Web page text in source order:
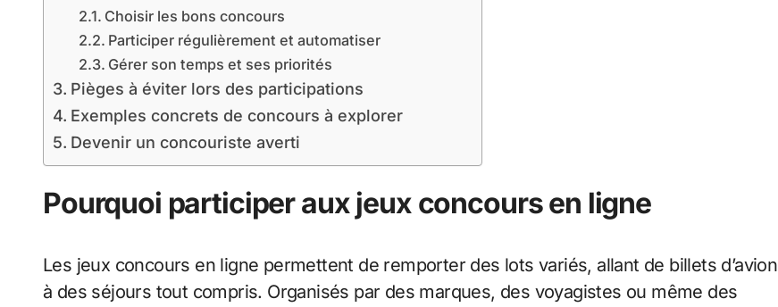
Choisir les bons concours
Participer régulièrement et automatiser
Gérer son temps et ses priorités
Pièges à éviter lors des participations
Exemples concrets de concours à explorer
Devenir un concouriste averti
Pourquoi participer aux jeux concours en ligne
Les jeux concours en ligne permettent de remporter des lots variés, allant de billets d’avion
à des séjours tout compris. Organisés par des marques, des voyagistes ou même des